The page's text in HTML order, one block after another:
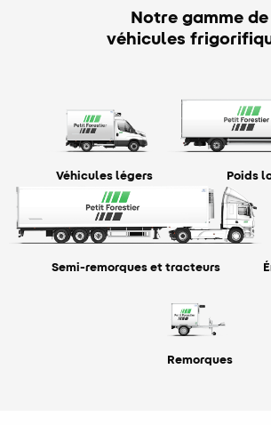
Notre gamme de
véhicules
Véhicules légers Poids
Semi-remorques et tracteurs
Remorques